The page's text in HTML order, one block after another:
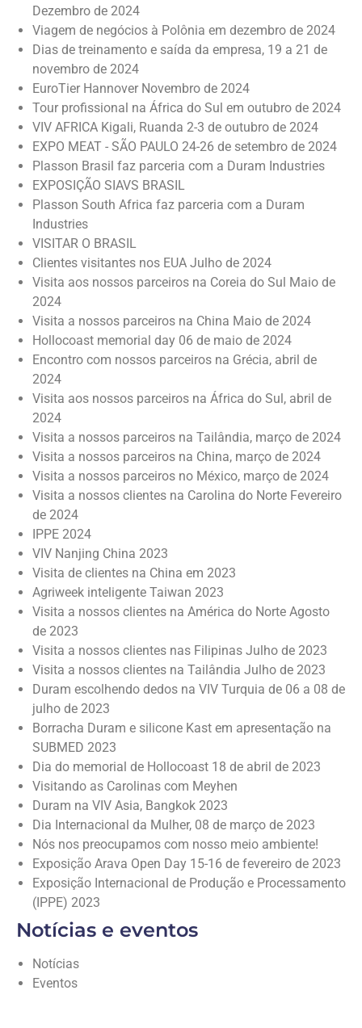
Dezembro de 2024
Viagem de negócios à Polônia em dezembro de 2024
Dias de treinamento e saída da empresa, 19 a 21 de
novembro de 2024
EuroTier Hannover Novembro de 2024
Tour profissional na África do Sul em outubro de 2024
VIV AFRICA Kigali, Ruanda 2-3 de outubro de 2024
EXPO MEAT - SÃO PAULO 24-26 de setembro de 2024
Plasson Brasil faz parceria com a Duram Industries
EXPOSIÇÃO SIAVS BRASIL
Plasson South Africa faz parceria com a Duram
Industries
VISITAR O BRASIL
Clientes visitantes nos EUA Julho de 2024
Visita aos nossos parceiros na Coreia do Sul Maio de
2024
Visita a nossos parceiros na China Maio de 2024
Hollocoast memorial day 06 de maio de 2024
Encontro com nossos parceiros na Grécia, abril de
2024
Visita aos nossos parceiros na África do Sul, abril de
2024
Visita a nossos parceiros na Tailândia, março de 2024
Visita a nossos parceiros na China, março de 2024
Visita a nossos parceiros no México, março de 2024
Visita a nossos clientes na Carolina do Norte Fevereiro
de 2024
IPPE 2024
VIV Nanjing China 2023
Visita de clientes na China em 2023
Agriweek inteligente Taiwan 2023
Visita a nossos clientes na América do Norte Agosto
de 2023
Visita a nossos clientes nas Filipinas Julho de 2023
Visita a nossos clientes na Tailândia Julho de 2023
Duram escolhendo dedos na VIV Turquia de 06 a 08 de
julho de 2023
Borracha Duram e silicone Kast em apresentação na
SUBMED 2023
Dia do memorial de Hollocoast 18 de abril de 2023
Visitando as Carolinas com Meyhen
Duram na VIV Asia, Bangkok 2023
Dia Internacional da Mulher, 08 de março de 2023
Nós nos preocupamos com nosso meio ambiente!
Exposição Arava Open Day 15-16 de fevereiro de 2023
Exposição Internacional de Produção e Processamento
(IPPE) 2023
Notícias e eventos
Notícias
Eventos